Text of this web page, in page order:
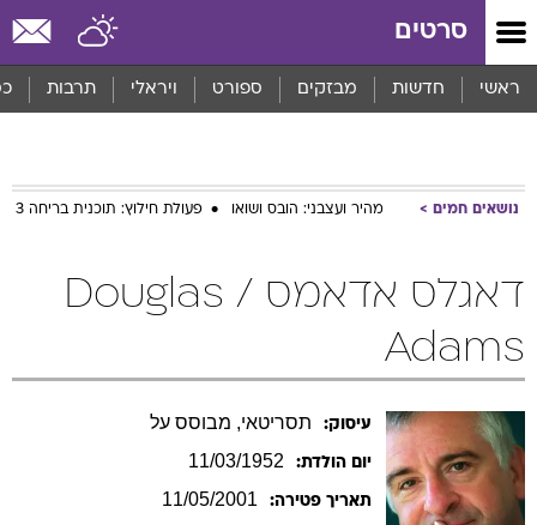
סרטים
ראשי חדשות מבזקים ספורט ויראלי תרבות
נושאים חמים מהיר ועצבני: הובס ושואו פעולת חילוץ: תוכנית בריחה 3
דאגלס אדאמס / Douglas
Adams
עיסוק: תסריטאי, מבוסס על
יום הולדת: 11/03/1952
תאריך פטירה: 11/05/2001